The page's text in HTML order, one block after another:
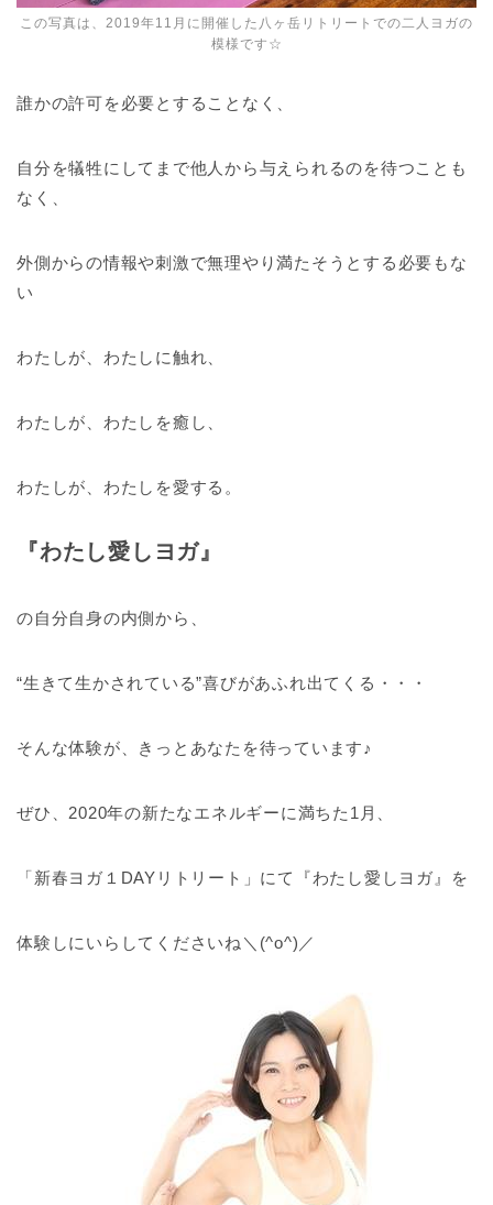
この写真は、2019年11月に開催した八ヶ岳リトリートでの二人ヨガの
模様です☆
誰かの許可を必要とすることなく、
自分を犠牲にしてまで他人から与えられるのを待つことも
なく、
外側からの情報や刺激で無理やり満たそうとする必要もな
い
わたしが、わたしに触れ、
わたしが、わたしを癒し、
わたしが、わたしを愛する。
『わたし愛しヨガ』
の自分自身の内側から、
“生きて生かされている”喜びがあふれ出てくる・・・
そんな体験が、きっとあなたを待っています♪
ぜひ、2020年の新たなエネルギーに満ちた1月、
「新春ヨガ１DAYリトリート」にて『わたし愛しヨガ』を
体験しにいらしてくださいね＼(^o^)／